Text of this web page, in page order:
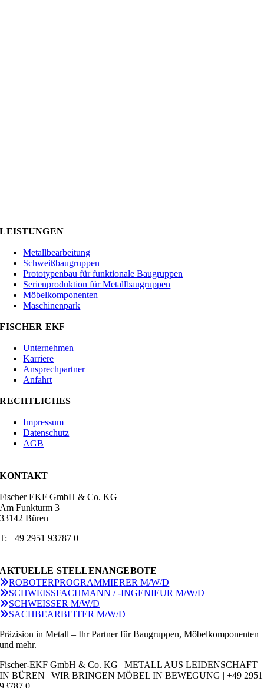
LEISTUNGEN
Metallbearbeitung
Schweißbaugruppen
Prototypenbau für funktionale Baugruppen
Serienproduktion für Metallbaugruppen
Möbelkomponenten
Maschinenpark
FISCHER EKF
Unternehmen
Karriere
Ansprechpartner
Anfahrt
RECHTLICHES
Impressum
Datenschutz
AGB
KONTAKT
Fischer EKF GmbH & Co. KG
Am Funkturm 3
33142 Büren
T: +49 2951 93787 0
AKTUELLE STELLENANGEBOTE
ROBOTERPROGRAMMIERER M/W/D
SCHWEISSFACHMANN / -INGENIEUR M/W/D
SCHWEISSER M/W/D
SACHBEARBEITER M/W/D
Präzision in Metall – Ihr Partner für Baugruppen, Möbelkomponenten
und mehr.
Fischer-EKF GmbH & Co. KG | METALL AUS LEIDENSCHAFT
IN BÜREN | WIR BRINGEN MÖBEL IN BEWEGUNG | +49 2951